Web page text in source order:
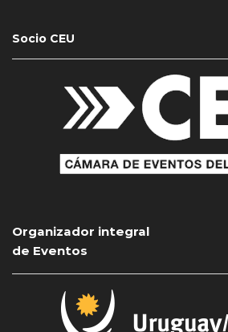
Socio CEU
Organizador integral
de Eventos